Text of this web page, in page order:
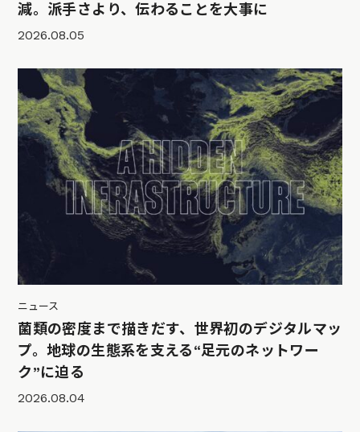
減。派手さより、伝わることを大事に
2026.08.05
ニュース
菌類の密度まで描きだす、世界初のデジタルマッ
プ。地球の生態系を支える“足元のネットワー
ク”に迫る
2026.08.04